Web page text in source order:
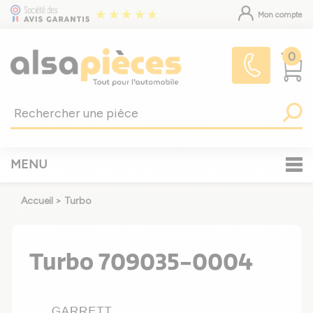
Mon compte
0
MENU
Accueil > Turbo
Turbo 709035-0004